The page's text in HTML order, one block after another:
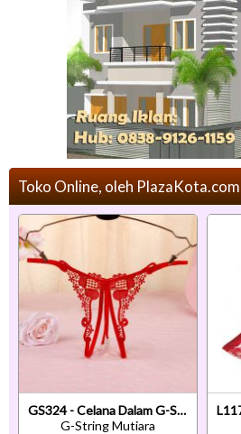
Toko Online, oleh PlazaKota.com
GS324 - Celana Dalam G-String Mutiara T-Back Crotchless Merah
G-String Mutiara